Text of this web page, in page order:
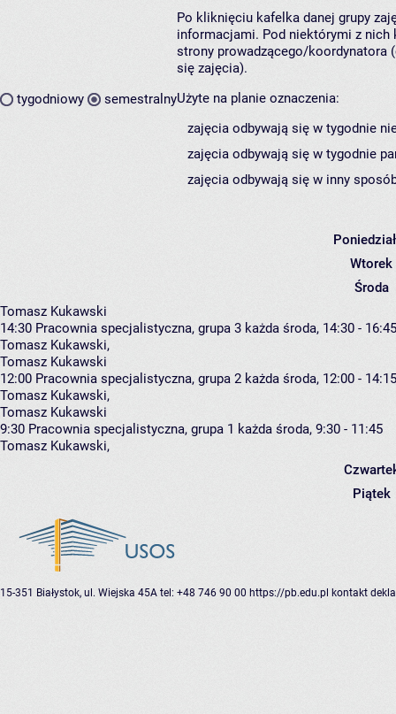
tygodniowy semestralny
Po kliknięciu kafelka danej grupy
informacjami. Pod niektórymi z nich
strony prowadzącego/koordynatora
się zajęcia).
Użyte na planie oznaczenia:
zajęcia odbywają się w tygodnie
zajęcia odbywają się w tygodnie
zajęcia odbywają się w inny
Wtorek
Środa
Tomasz Kukawski
14:30 Pracownia specjalistyczna, grupa 3 każda środa, 14:30 - 16:45
Tomasz Kukawski,
Tomasz Kukawski
12:00 Pracownia specjalistyczna, grupa 2 każda środa, 12:00 - 14:15
Tomasz Kukawski,
Tomasz Kukawski
9:30 Pracownia specjalistyczna, grupa 1 każda środa, 9:30 - 11:45
Tomasz Kukawski,
Piątek
15-351 Białystok, ul. Wiejska 45A tel: +48 746 90 00 https://pb.edu.pl kontakt